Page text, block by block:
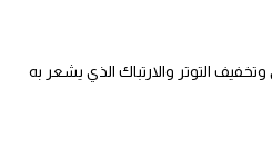
التوتر والارتباك الذي يشعر به